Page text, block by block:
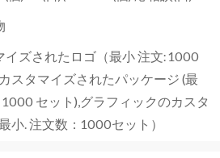
イズされたロゴ（最小 注文: 1000
スタマイズされたパッケージ (最
1000 セット),グラフィックのカスタ
小. 注文数：1000セット）